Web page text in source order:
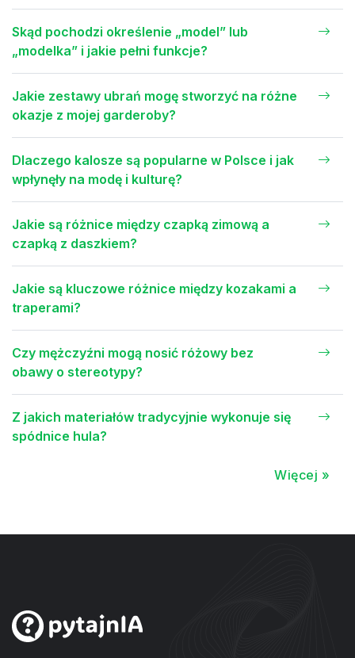
Skąd pochodzi określenie „model” lub
„modelka” i jakie pełni funkcje?
Jakie zestawy ubrań mogę stworzyć na różne
okazje z mojej garderoby?
Dlaczego kalosze są popularne w Polsce i jak
wpłynęły na modę i kulturę?
Jakie są różnice między czapką zimową a
czapką z daszkiem?
Jakie są kluczowe różnice między kozakami a
traperami?
Czy mężczyźni mogą nosić różowy bez
obawy o stereotypy?
Z jakich materiałów tradycyjnie wykonuje się
spódnice hula?
Więcej »